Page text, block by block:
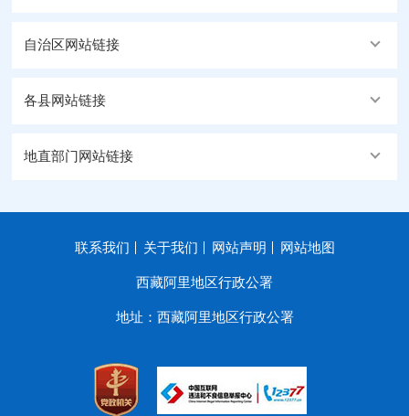
自治区网站链接
各县网站链接
地直部门网站链接
联系我们 关于我们 网站声明 网站地图
西藏阿里地区行政公署
地址：西藏阿里地区行政公署